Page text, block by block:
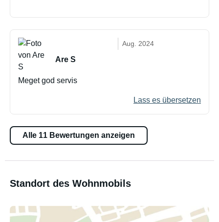
Aug. 2024
Are S
Meget god servis
Lass es übersetzen
Alle 11 Bewertungen anzeigen
Standort des Wohnmobils